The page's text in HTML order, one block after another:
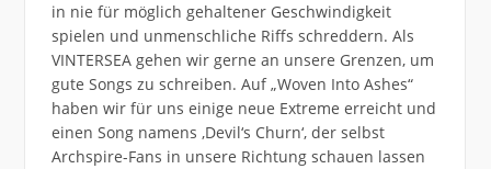
in nie für möglich gehaltener Geschwindigkeit
spielen und unmenschliche Riffs schreddern. Als
VINTERSEA gehen wir gerne an unsere Grenzen, um
gute Songs zu schreiben. Auf „Woven Into Ashes“
haben wir für uns einige neue Extreme erreicht und
einen Song namens ,Devil‘s Churn‘, der selbst
Archspire-Fans in unsere Richtung schauen lassen